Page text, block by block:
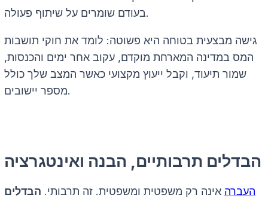
בעודם שומרים על שיתוף פעולה.
גישה מבצעית בטוחה היא פשוטה: לומד את חוקי תושבות
המס במדינה המארחת מוקדם, עקוב אחר ימים והכנסות,
שמור תיעוד, וקבל ייעוץ מקצועי כאשר המצב שלך כולל
מספר יישובים.
הבדלים תרבותיים, הבנה ואינטגרציה
העברה אינה רק משפטית ומשפטית. זה תרבותי. הבדלים